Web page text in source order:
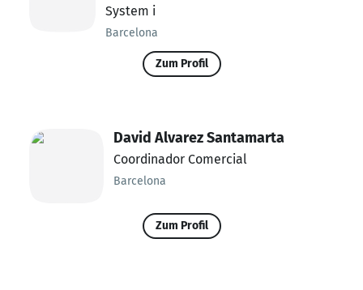
System i
Barcelona
Zum Profil
David Alvarez Santamarta
Coordinador Comercial
Barcelona
Zum Profil